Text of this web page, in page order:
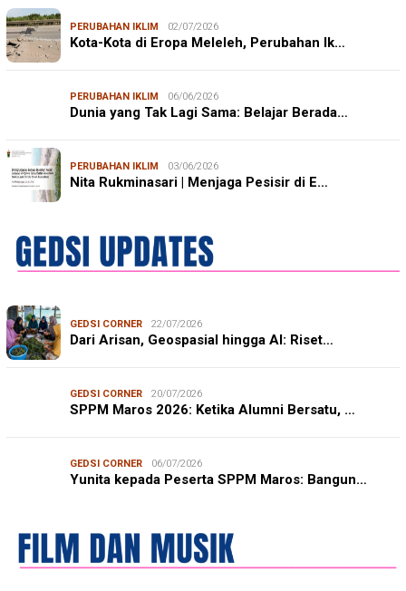
PERUBAHAN IKLIM 02/07/2026
Kota-Kota di Eropa Meleleh, Perubahan Ik…
PERUBAHAN IKLIM 06/06/2026
Dunia yang Tak Lagi Sama: Belajar Berada…
PERUBAHAN IKLIM 03/06/2026
Nita Rukminasari | Menjaga Pesisir di E…
GEDSI CORNER 22/07/2026
Dari Arisan, Geospasial hingga AI: Riset…
GEDSI CORNER 20/07/2026
SPPM Maros 2026: Ketika Alumni Bersatu, …
GEDSI CORNER 06/07/2026
Yunita kepada Peserta SPPM Maros: Bangun…